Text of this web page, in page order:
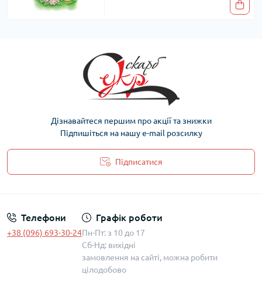
Дізнавайтеся першим про акції та знижки
Підпишіться на нашу e-mail розсилку
Підписатися
Телефони
+38 (096) 693-30-24
Графік роботи
Пн-Пт: з 10 до 17
Сб-Нд: вихідні
замовлення на сайті, можна робити
цілодобово